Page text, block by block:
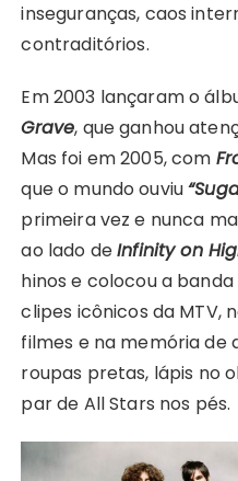
inseguranças, caos
contraditórios.
Em 2003 lançaram o
Grave, que ganhou
Mas foi em 2005, com
que o mundo ouviu
primeira vez e nunca
ao lado deInfinity on
hinos e colocou a
clipes icônicos da MTV,
filmes e na memória de
roupas pretas, lápis no
par de All Stars nos pés.